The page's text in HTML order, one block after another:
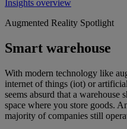
Insights overview
Augmented Reality Spotlight
Smart warehouse
With modern technology like
internet of things (iot) or
seems absurd that a warehouse
space where you store goods.
majority of companies still